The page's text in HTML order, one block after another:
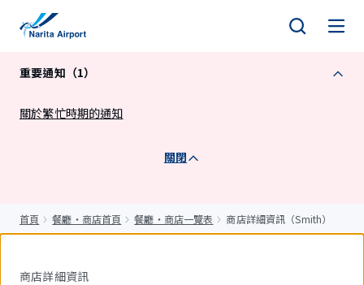
重要通知（1）
關於繁忙時期的通知
關閉
首頁 餐廳・商店首頁 餐廳・商店一覽表 商店詳細資訊（Smith）
商店詳細資訊